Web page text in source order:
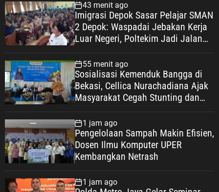
43 menit ago
Imigrasi Depok Sasar Pelajar SMAN
2 Depok: Waspadai Jebakan Kerja
Luar Negeri, Poltekim Jadi Jalan
55 menit ago
Sosialisasi Kemenduk Bangga di
Bekasi, Cellica Nurachadiana Ajak
Masyarakat Cegah Stunting dan
1 jam ago
Pengelolaan Sampah Makin Efisien,
Dosen Ilmu Komputer UPER
Kembangkan Netrash
1 jam ago